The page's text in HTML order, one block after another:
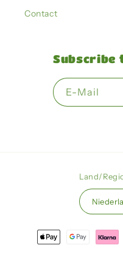
Contact
Subscribe
E-Mail
Land/
Zahlungsmethoden